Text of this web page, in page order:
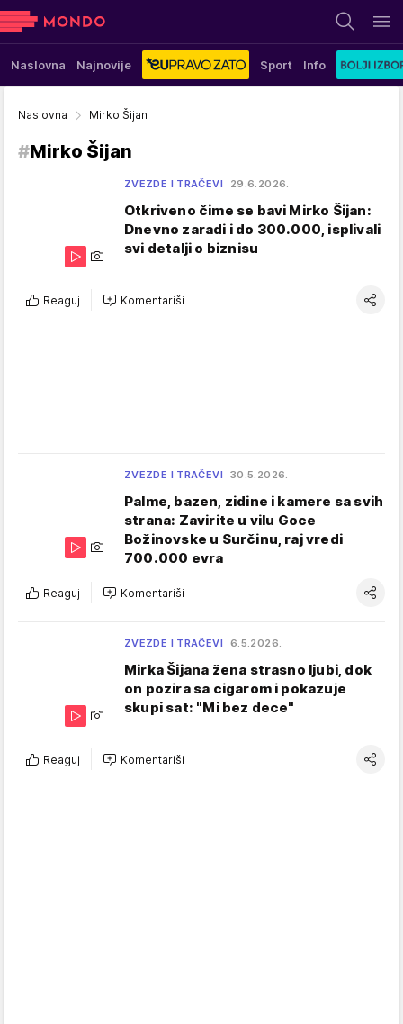
Naslovna Najnovije Sport Info
Naslovna Mirko Šijan
#Mirko Šijan
ZVEZDE I TRAČEVI 29.6.2026.
Otkriveno čime se bavi Mirko Šijan:
Dnevno zaradi i do 300.000, isplivali
svi detalji o biznisu
Reaguj Komentariši
ZVEZDE I TRAČEVI 30.5.2026.
Palme, bazen, zidine i kamere sa svih
strana: Zavirite u vilu Goce
Božinovske u Surčinu, raj vredi
700.000 evra
Reaguj Komentariši
ZVEZDE I TRAČEVI 6.5.2026.
Mirka Šijana žena strasno ljubi, dok
on pozira sa cigarom i pokazuje
skupi sat: "Mi bez dece"
Reaguj Komentariši